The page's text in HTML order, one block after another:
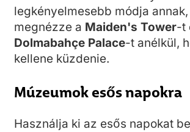
legkényelmesebb módja
megnézze a Maiden's Tower-t
Dolmabahçe Palace-t anélkül,
kellene küzdenie.
Múzeumok esős napokra
Használja ki az esős napokat